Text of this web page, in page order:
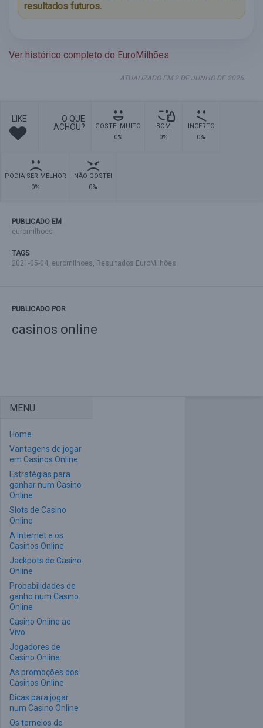
resultados futuros.
Ver histórico completo do EuroMilhões
ATUALIZADO EM 2 DE JUNHO DE 2026.
LIKE
O QUE
ACHOU?
GOSTEI MUITO
0%
BOM
0%
INCERTO
0%
PODIA SER MELHOR
0%
NÃO GOSTEI
0%
PUBLICADO EM
euromilhoes
TAGS
2021-05-04, euromilhoes, Resultados EuroMilhões
PUBLICADO POR
casinos online
MENU
Home
Vantagens de jogar
em Casinos Online
Estratégias para
ganhar num Casino
Online
Slots de Casino
Online
A Internet e os
Casinos Online
Jackpots de Casino
Online
Probabilidades de
ganho num Casino
Online
Casino Online ao
Vivo
Jogadores de
Casino Online
As promoções dos
Casinos Online
Dicas para jogar
num Casino Online
Os torneios de